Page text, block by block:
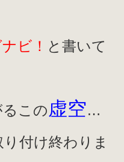
ビ！ と書いて
この虚空…
付け終わりま